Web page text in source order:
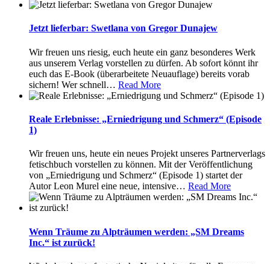
Jetzt lieferbar: Swetlana von Gregor Dunajew
Wir freuen uns riesig, euch heute ein ganz besonderes Werk
aus unserem Verlag vorstellen zu dürfen. Ab sofort könnt ihr
euch das E-Book (überarbeitete Neuauflage) bereits vorab
sichern! Wer schnell… Read More
Reale Erlebnisse: „Erniedrigung und Schmerz“ (Episode
1)
Wir freuen uns, heute ein neues Projekt unseres Partnerverlags
fetischbuch vorstellen zu können. Mit der Veröffentlichung
von „Erniedrigung und Schmerz“ (Episode 1) startet der
Autor Leon Murel eine neue, intensive… Read More
Wenn Träume zu Alpträumen werden: „SM Dreams
Inc.“ ist zurück!